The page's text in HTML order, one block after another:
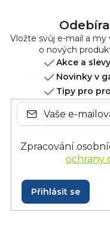
Vložte svůj e-mail a
o nových
Akce a
Novinky v
Tipy pro
Zpracování
ochrany
Přihlásit se